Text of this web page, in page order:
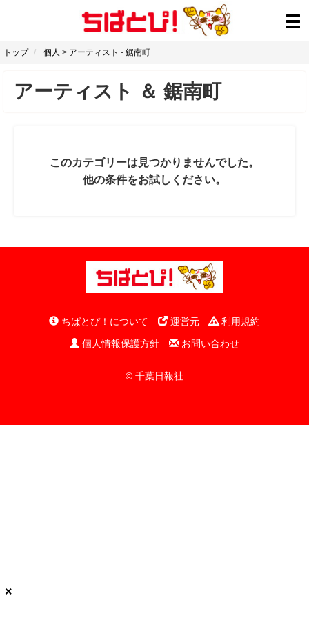
トップ 個人 > アーティスト - 鋸南町
アーティスト ＆ 鋸南町
このカテゴリーは見つかりませんでした。
他の条件をお試しください。
ちばとぴ！について 運営元
利用規約
個人情報保護方針
お問い合わせ
© 千葉日報社
×